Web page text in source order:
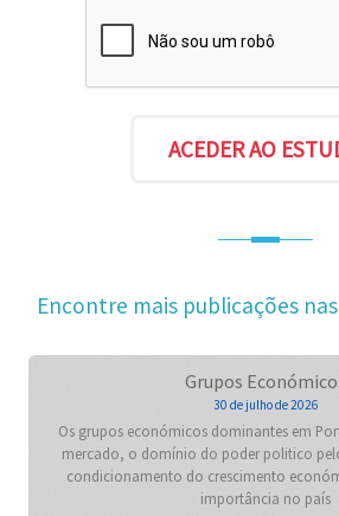
Encontre mais publicações
Grupos
30 de julho de 2026
Os grupos económicos dominantes em
mercado, o domínio do poder politico
condicionamento do crescimento
importância no país